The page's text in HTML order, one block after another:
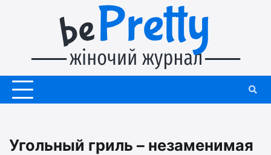
Угольный гриль – незаменимая